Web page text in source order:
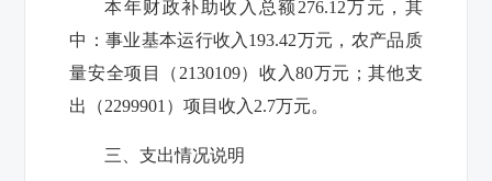
本年财政补助收入总额276.12万元，其
中：事业基本运行收入 193.42万元，农产品质
量安全项目（ 2130109）收入80万元；其他支
出（2299901 ）项目收入 2.7万元。
三、支出情况说明